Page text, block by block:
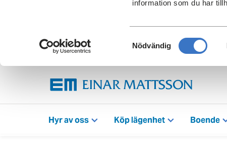
information som du har
Samtyckesval
Nödvändig
Hyr av oss Köp lägenhet Boende